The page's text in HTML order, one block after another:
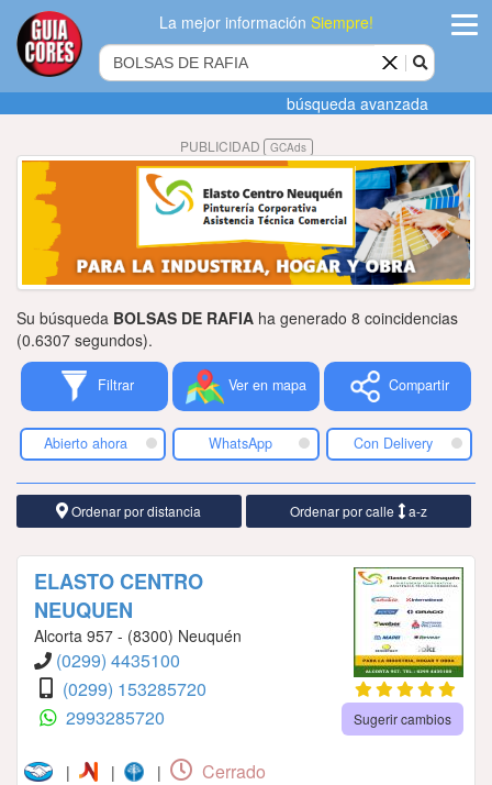
La mejor informaciónSiempre!
Agregar
empresa
Actualizar
datos
Publicidad
Tiendacores
Contactenos
búsqueda avanzada
PUBLICIDAD GCAds
Su búsqueda BOLSAS DE RAFIA ha generado 8 coincidencias
(0.6307 segundos).
Filtrar Ver en mapa Compartir
Abierto ahora WhatsApp Con Delivery
Ordenar por distancia Ordenar por calle a-z
ELASTO CENTRO
NEUQUEN
Alcorta 957 - (8300) Neuquén
(0299) 4435100
(0299) 153285720
2993285720
Sugerir cambios
| | | Cerrado